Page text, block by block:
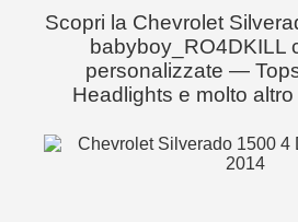
Scopri la Chevrolet
babyboy_RO4DKILL
personalizzate —
Headlights e molto